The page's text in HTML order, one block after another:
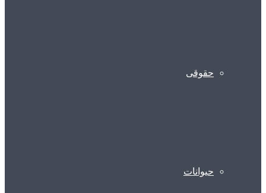
حقوقی
حیوانات